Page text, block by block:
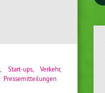
Start-ups,Verkehr,
Pressemitteilungen